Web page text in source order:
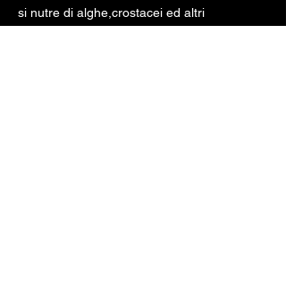
si nutre di alghe,crostacei ed altri